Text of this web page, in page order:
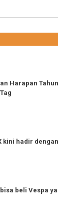
Harapan
kini hadir
beli Vespa